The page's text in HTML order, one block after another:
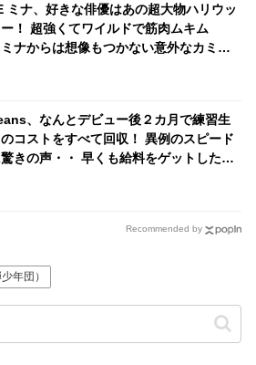
ミナ、好きな俳優はあの超大物ハリウッ
ー！ 超強くてワイルドで筋肉ムキム
ナからは想像もつかない意外なカミン
、なんとデビュー後２カ月で練習生
コストをすべて回収！ 異例のスピード
きの声・・ 早くも給料をゲットしたメ
Recommended by
年団）